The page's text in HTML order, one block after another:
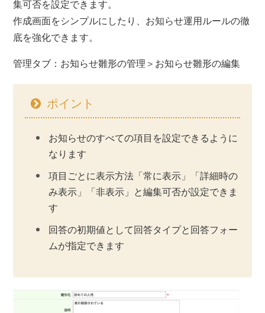
集可否を設定できます。
作成画面をシンプルにしたり、お知らせ運用ルールの徹
底を強化できます。
管理タブ：お知らせ雛形の管理＞お知らせ雛形の編集
ポイント
お知らせのすべての項目を設定できるように
なります
項目ごとに表示方法「常に表示」「詳細時の
み表示」「非表示」と編集可否が設定できま
す
回答の初期値として回答タイプと回答フォー
ムが指定できます